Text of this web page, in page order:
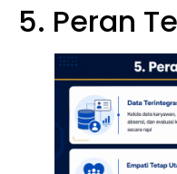
5. Peran